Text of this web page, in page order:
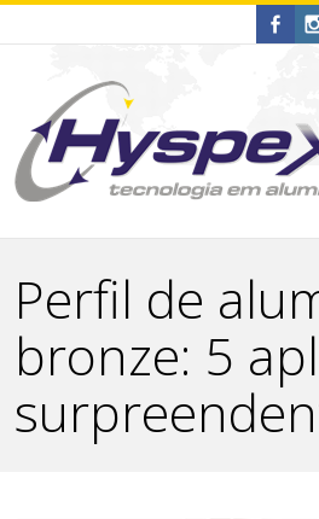
Perfil de
bronze: 5